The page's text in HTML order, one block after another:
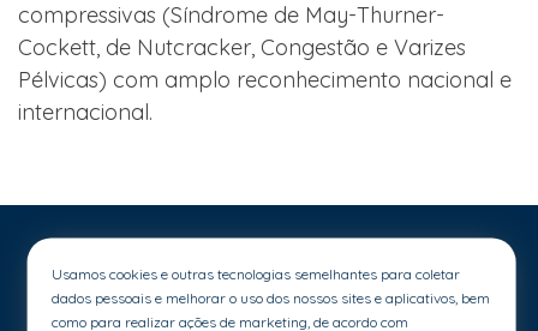
compressivas (Síndrome de May-Thurner-
Cockett, de Nutcracker, Congestão e Varizes
Pélvicas) com amplo reconhecimento nacional e
internacional.
Usamos cookies e outras tecnologias semelhantes para coletar
dados pessoais e melhorar o uso dos nossos sites e aplicativos, bem
como para realizar ações de marketing, de acordo com